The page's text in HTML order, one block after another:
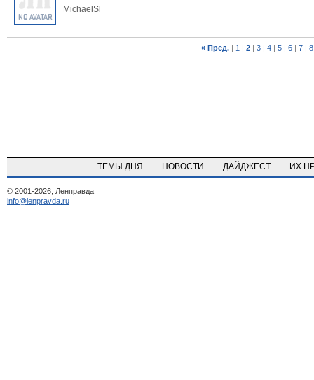
MichaelSl
« Пред. | 1 | 2 | 3 | 4 | 5 | 6 | 7 | 8
ТЕМЫ ДНЯ НОВОСТИ ДАЙДЖЕСТ ИХ
© 2001-2026, Ленправда
info@lenpravda.ru